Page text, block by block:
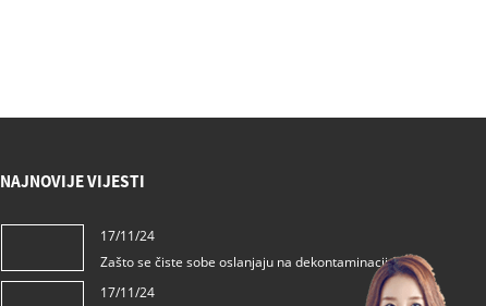
NAJNOVIJE VIJESTI
17/11/24
Zašto se čiste sobe oslanjaju na dekontaminaciju?
17/11/24